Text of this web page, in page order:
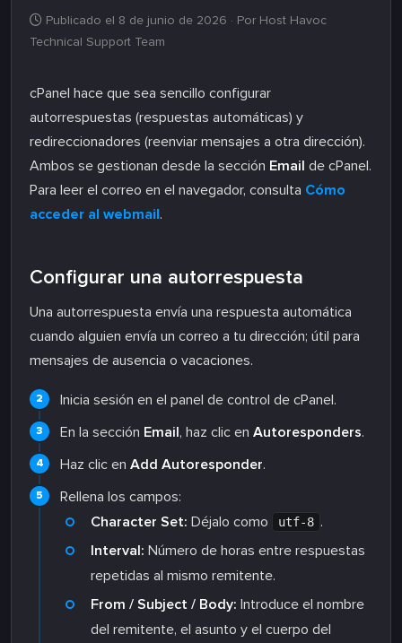
Publicado el 8 de junio de 2026 · Por Host Havoc
Technical Support Team
cPanel hace que sea sencillo configurar
autorrespuestas (respuestas automáticas) y
redireccionadores (reenviar mensajes a otra dirección).
Ambos se gestionan desde la sección Email de cPanel.
Para leer el correo en el navegador, consulta Cómo
acceder al webmail.
Configurar una autorrespuesta
Una autorrespuesta envía una respuesta automática
cuando alguien envía un correo a tu dirección; útil para
mensajes de ausencia o vacaciones.
Inicia sesión en el panel de control de cPanel.
En la sección Email, haz clic en Autoresponders.
Haz clic en Add Autoresponder.
Rellena los campos:
Character Set: Déjalo como utf-8 .
Interval: Número de horas entre respuestas
repetidas al mismo remitente.
From / Subject / Body: Introduce el nombre
del remitente, el asunto y el cuerpo del